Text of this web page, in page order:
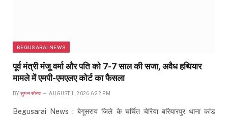
BEGUSARAI NEWS
पूर्व मंत्री मंजू वर्मा और पति को 7-7 साल की सजा, अवैध हथियार
मामले में एमपी-एमएलए कोर्ट का फैसला
BY सुमन सौरब AUGUST 1, 2026 6:22 PM
Begusarai News : बेगूसराय जिले के चर्चित चेरिया बरियारपुर थाना कांड